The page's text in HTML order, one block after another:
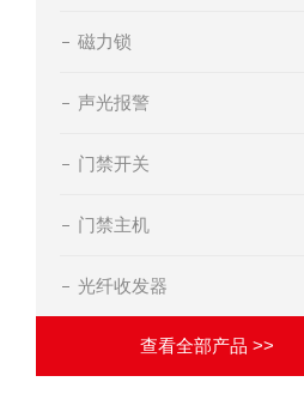
磁力锁
声光报警
门禁开关
门禁主机
光纤收发器
查看全部产品 >>